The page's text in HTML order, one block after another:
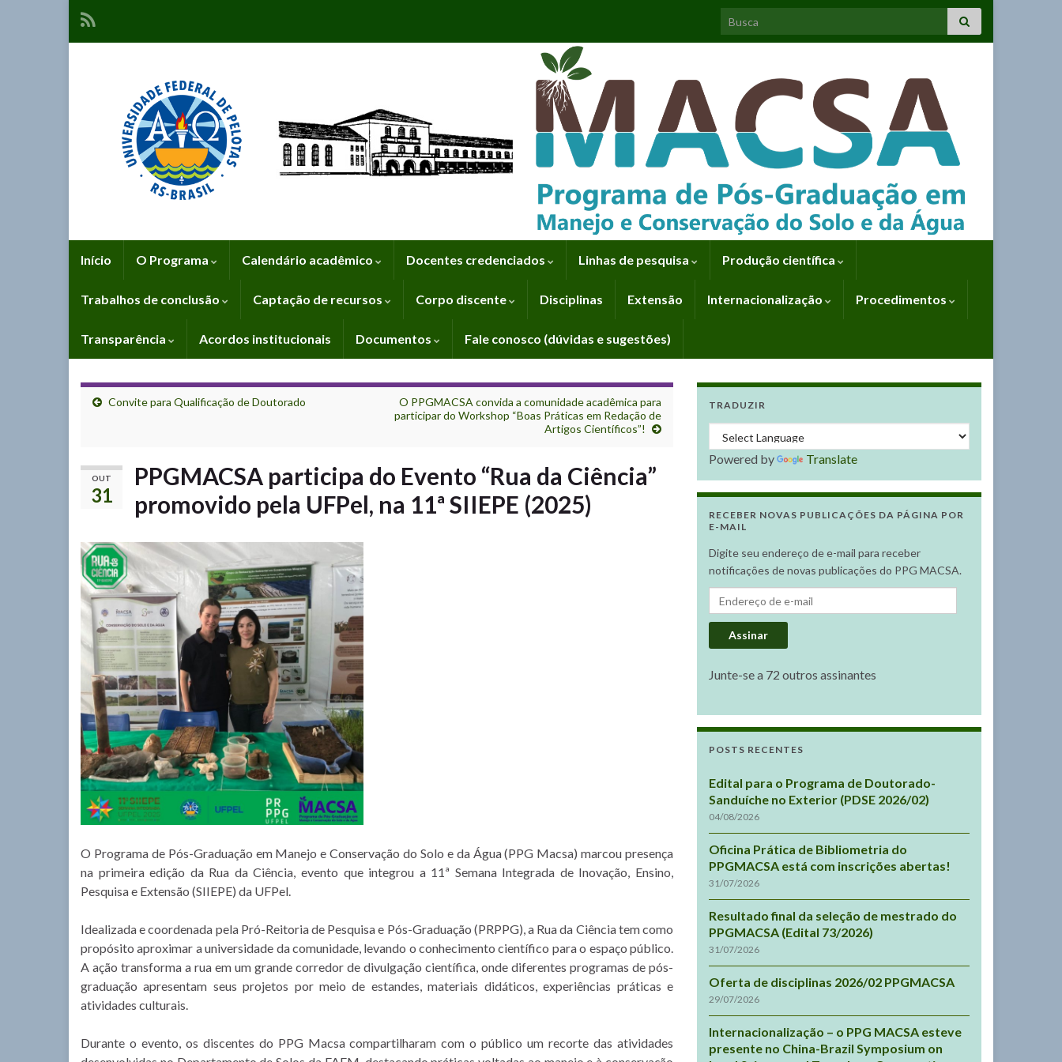
Search for:
Início O Programa Calendário acadêmico Docentes credenciados Linhas de pesquisa Produção científica
Trabalhos de conclusão Captação de recursos Corpo discente Disciplinas Extensão Internacionalização Procedimentos
Transparência Acordos institucionais Documentos Fale conosco (dúvidas e sugestões)
Convite para Qualificação de Doutorado
O PPGMACSA convida a comunidade acadêmica para
participar do Workshop “Boas Práticas em Redação de
Artigos Científicos”!
OUT
31
PPGMACSA participa do Evento “Rua da Ciência”
promovido pela UFPel, na 11ª SIIEPE (2025)
O Programa de Pós-Graduação em Manejo e Conservação do Solo e da Água (PPG Macsa) marcou presença
na primeira edição da Rua da Ciência, evento que integrou a 11ª Semana Integrada de Inovação, Ensino,
Pesquisa e Extensão (SIIEPE) da UFPel.
Idealizada e coordenada pela Pró-Reitoria de Pesquisa e Pós-Graduação (PRPPG), a Rua da Ciência tem como
propósito aproximar a universidade da comunidade, levando o conhecimento científico para o espaço público.
A ação transforma a rua em um grande corredor de divulgação científica, onde diferentes programas de pós-
graduação apresentam seus projetos por meio de estandes, materiais didáticos, experiências práticas e
atividades culturais.
Durante o evento, os discentes do PPG Macsa compartilharam com o público um recorte das atividades
TRADUZIR
Powered by Translate
RECEBER NOVAS PUBLICAÇÕES DA PÁGINA POR
E-MAIL
Digite seu endereço de e-mail para receber
notificações de novas publicações do PPG MACSA.
Endereço de e-mail
Assinar
Junte-se a 72 outros assinantes
POSTS RECENTES
Edital para o Programa de Doutorado-
Sanduíche no Exterior (PDSE 2026/02)
04/08/2026
Oficina Prática de Bibliometria do
PPGMACSA está com inscrições abertas!
31/07/2026
Resultado final da seleção de mestrado do
PPGMACSA (Edital 73/2026)
31/07/2026
Oferta de disciplinas 2026/02 PPGMACSA
29/07/2026
Internacionalização – o PPG MACSA esteve
presente no China-Brazil Symposium on